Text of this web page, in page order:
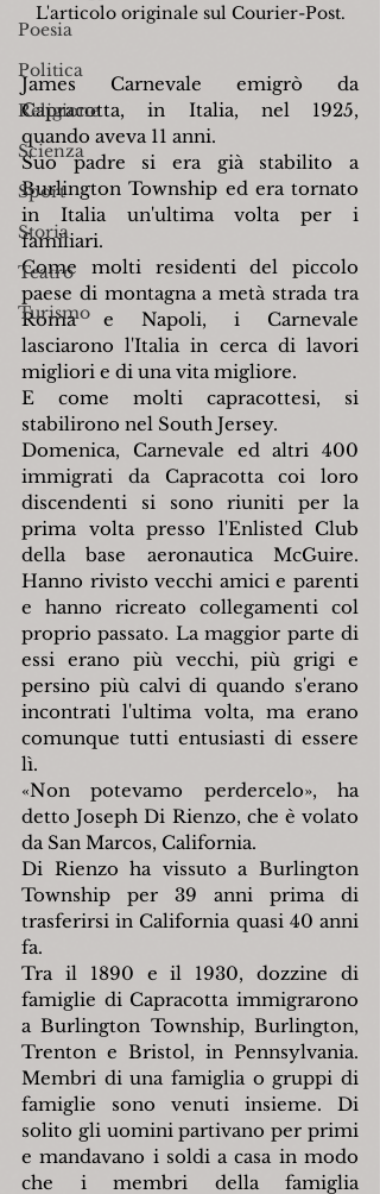
Poesia
Politica
Religione
Scienza
Sport
Storia
Teatro
Turismo
L'articolo originale sul Courier-Post.
James Carnevale emigrò da
Capracotta, in Italia, nel 1925,
quando aveva 11 anni.
Suo padre si era già stabilito a
Burlington Township ed era tornato
in Italia un'ultima volta per i
familiari.
Come molti residenti del piccolo
paese di montagna a metà strada tra
Roma e Napoli, i Carnevale
lasciarono l'Italia in cerca di lavori
migliori e di una vita migliore.
E come molti capracottesi, si
stabilirono nel South Jersey.
Domenica, Carnevale ed altri 400
immigrati da Capracotta coi loro
discendenti si sono riuniti per la
prima volta presso l'Enlisted Club
della base aeronautica McGuire.
Hanno rivisto vecchi amici e parenti
e hanno ricreato collegamenti col
proprio passato. La maggior parte di
essi erano più vecchi, più grigi e
persino più calvi di quando s'erano
incontrati l'ultima volta, ma erano
comunque tutti entusiasti di essere
lì.
«Non potevamo perdercelo», ha
detto Joseph Di Rienzo, che è volato
da San Marcos, California.
Di Rienzo ha vissuto a Burlington
Township per 39 anni prima di
trasferirsi in California quasi 40 anni
fa.
Tra il 1890 e il 1930, dozzine di
famiglie di Capracotta immigrarono
a Burlington Township, Burlington,
Trenton e Bristol, in Pennsylvania.
Membri di una famiglia o gruppi di
famiglie sono venuti insieme. Di
solito gli uomini partivano per primi
e mandavano i soldi a casa in modo
che i membri della famiglia